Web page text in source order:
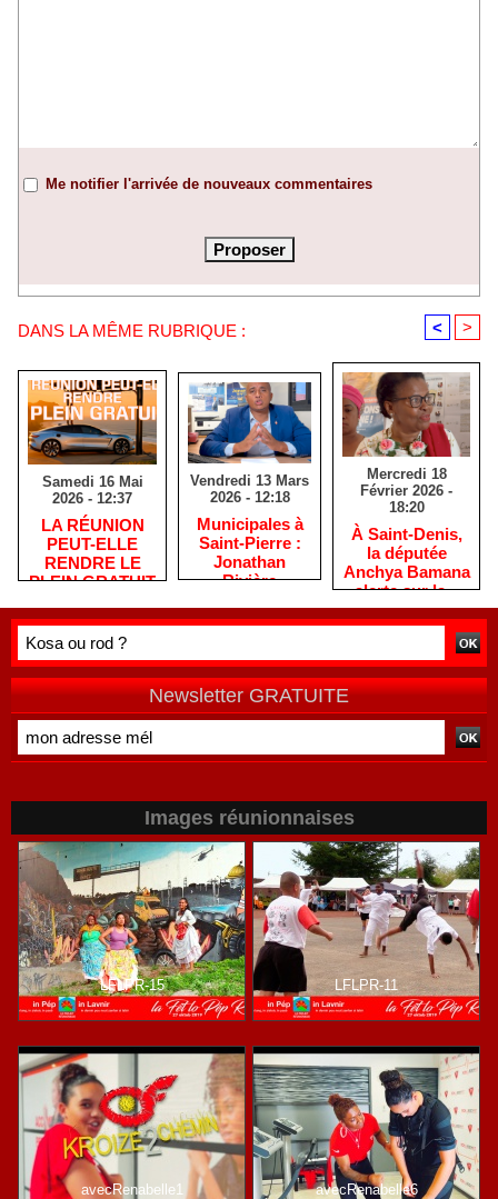
Me notifier l'arrivée de nouveaux commentaires
DANS LA MÊME RUBRIQUE : < >
Samedi 16 Mai
2026 - 12:37
​LA RÉUNION
PEUT-ELLE
RENDRE LE
PLEIN GRATUIT
Vendredi 13 Mars
2026 - 12:18
​Municipales à
Saint-Pierre :
Jonathan
Rivière
habitants après
de terrain
Mercredi 18
Février 2026 -
18:20
​À Saint-Denis,
la députée
Anchya Bamana
alerte sur la «
double peine »
vécue par
Newsletter GRATUITE
Images réunionnaises
LFLPR-15 LFLPR-11
avecRenabelle1 avecRenabelle6